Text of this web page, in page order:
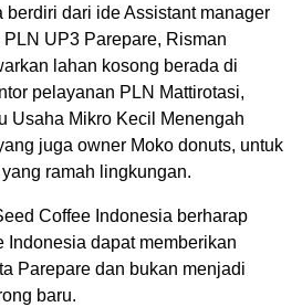
berdiri dari ide Assistant manager
UP3 Parepare, Risman
lahan kosong berada di
pelayanan PLN Mattirotasi,
Usaha Mikro Kecil Menengah
juga owner Moko donuts, untuk
ramah lingkungan.
Coffee Indonesia berharap
Indonesia dapat memberikan
Parepare dan bukan menjadi
baru.